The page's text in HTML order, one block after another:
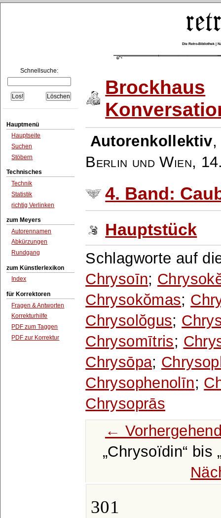
Die Retro-Bibliothek |
Schnellsuche:
Hauptmenü
Hauptseite
Suchen
Stöbern
Technisches
Technik
Statistik
richtig Verlinken
zum Meyers
Autorennamen
Abkürzungen
Rundgang
zum Künstlerlexikon
Index
für Korrektoren
Fragen & Antworten
Korrekturhilfe
PDF zum Taggen
PDF zur Korrektur
Brockhaus
Autorenkollektiv
Berlin und Wien,
4. Band:
Hauptstück
Schlagworte auf
Chrysoīn;
Chrysokŏmas;
Chrysolŏgus;
Chrysomītris;
Chrysōpa;
Chrysophenolīn;
Chrysoprās
←
Chrysoïdin
bis
301